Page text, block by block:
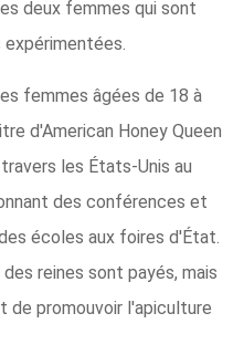
deux femmes qui sont
femmes âgées de 18 à
d'American Honey Queen
les États-Unis au
des conférences et
écoles aux foires d'État.
reines sont payés, mais
de promouvoir l'apiculture